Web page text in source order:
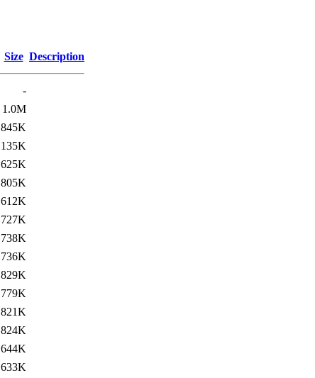
Size Description
-
1.0M
845K
135K
625K
805K
612K
727K
738K
736K
829K
779K
821K
824K
644K
633K